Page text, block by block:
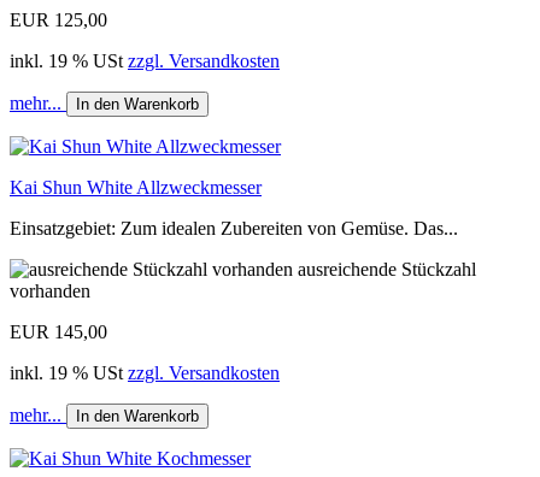
EUR 125,00
inkl. 19 % USt zzgl. Versandkosten
mehr... In den Warenkorb
Kai Shun White Allzweckmesser
Einsatzgebiet: Zum idealen Zubereiten von Gemüse. Das...
ausreichende Stückzahl
vorhanden
EUR 145,00
inkl. 19 % USt zzgl. Versandkosten
mehr... In den Warenkorb